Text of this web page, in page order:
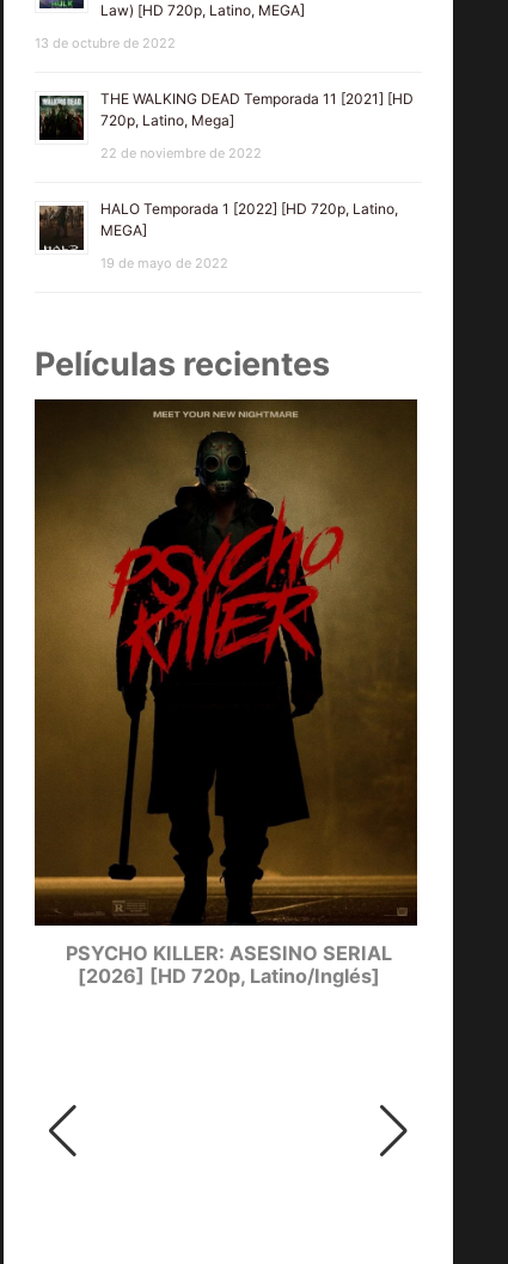
Law) [HD 720p, Latino, MEGA]
13 de octubre de 2022
THE WALKING DEAD Temporada 11 [2021] [HD
720p, Latino, Mega]
22 de noviembre de 2022
HALO Temporada 1 [2022] [HD 720p, Latino,
MEGA]
19 de mayo de 2022
Películas recientes
PSYCHO KILLER: ASESINO SERIAL
[2026] [HD 720p, Latino/Inglés]